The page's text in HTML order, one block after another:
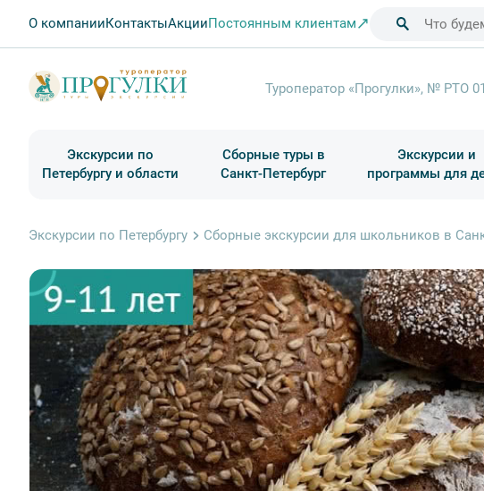
О компанииКонтактыАкцииПостоянным клиентам
Туроператор «Прогулки», № РТО
Экскурсии по
Петербургу и области
Сборные туры в
Санкт-Петербург
Экскурсии и
программы для
Экскурсии по Петербургу Сборные экскурсии для школьников в